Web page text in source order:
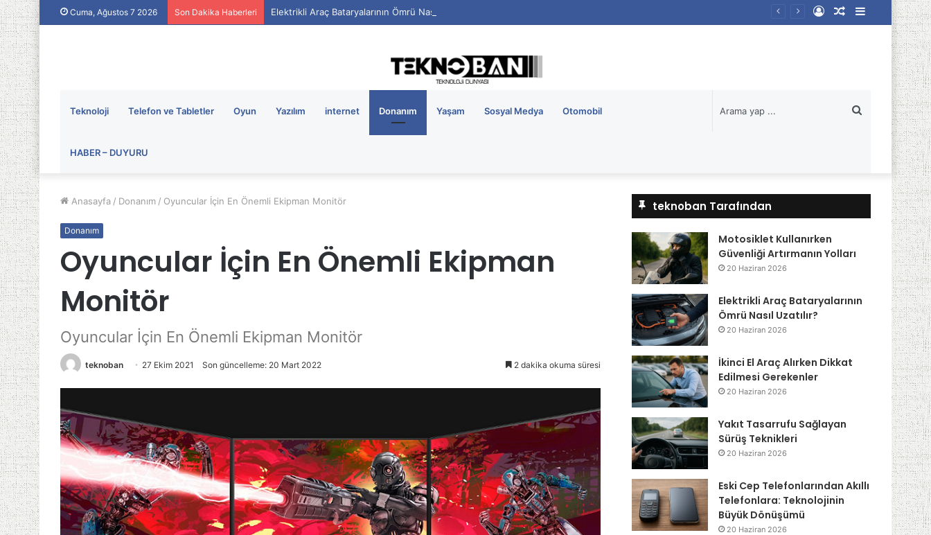
Cuma, Ağustos 7 2026 Son Dakika Haberleri Elektrikli Araç Bataryalarının Ömrü Nasıl Uzatılır?
Kenar
Bölmesi
Rastgele
Kayıt
Teknoloji Telefon ve Tabletler Oyun Yazılım internet Donanım Yaşam Sosyal Medya Otomobil
HABER – DUYURU
...
Anasayfa / Donanım / Oyuncular İçin En Önemli Ekipman Monitör
Donanım
Oyuncular İçin En Önemli Ekipman
Monitör
Oyuncular İçin En Önemli Ekipman Monitör
teknoban 27 Ekim 2021 Son güncelleme: 20 Mart 2022 2 dakika okuma süresi
teknoban Tarafından
Motosiklet Kullanırken
Güvenliği Artırmanın Yolları
20 Haziran 2026
Elektrikli Araç Bataryalarının
Ömrü Nasıl Uzatılır?
20 Haziran 2026
İkinci El Araç Alırken Dikkat
Edilmesi Gerekenler
20 Haziran 2026
Yakıt Tasarrufu Sağlayan
Sürüş Teknikleri
20 Haziran 2026
Eski Cep Telefonlarından Akıllı
Telefonlara: Teknolojinin
Büyük Dönüşümü
20 Haziran 2026